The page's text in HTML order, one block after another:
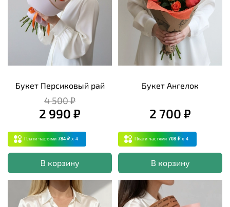
Букет Персиковый рай
4 500 ₽
2 990 ₽
Плати частями 784 ₽ x 4
В корзину
Букет Ангелок
2 700 ₽
Плати частями 708 ₽ x 4
В корзину